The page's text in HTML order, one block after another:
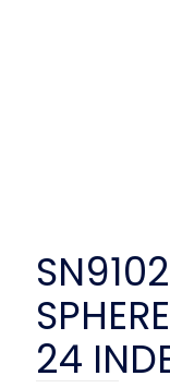
24